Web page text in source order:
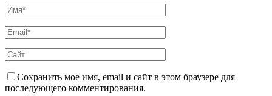
Сохранить мое имя, email и сайт в этом браузере для
последующего комментирования.